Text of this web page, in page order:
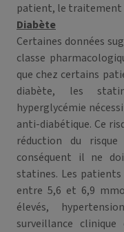
patient, le
Diabète
Certaines données
classe
que chez certains
diabète, les
hyperglycémie
anti-diabétique. Ce
réduction du
conséquent il ne
statines. Les
entre 5,6 et 6,9
élevés,
surveillance